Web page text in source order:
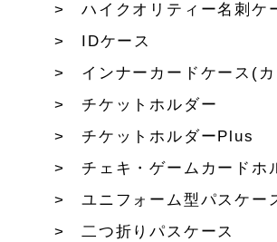
ハイクオリティー名刺ケ
IDケース
インナーカードケース(
チケットホルダー
チケットホルダーPlus
チェキ・ゲームカードホ
ユニフォーム型パスケー
二つ折りパスケース